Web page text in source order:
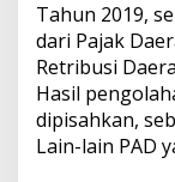
Tahun 2019,
dari Pajak
Retribusi
Hasil
dipisahkan,
Lain-lain PAD